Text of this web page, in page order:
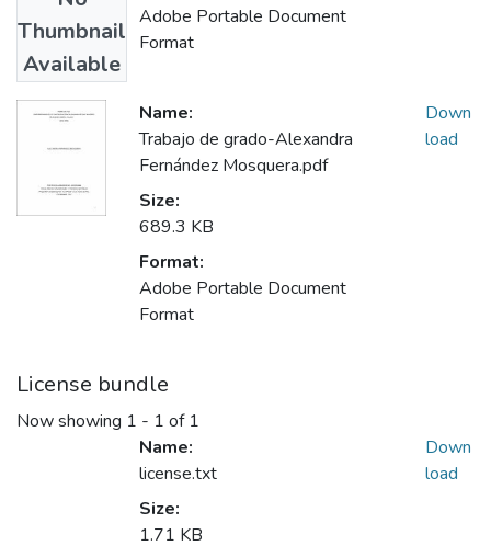
Thumbnail
Available
Adobe Portable Document
Format
Name:
Trabajo de grado-Alexandra
Fernández Mosquera.pdf
Size:
689.3 KB
Format:
Adobe Portable Document
Format
Down
load
License bundle
Now showing 1 - 1 of 1
Name:
license.txt
Size:
1.71 KB
Down
load